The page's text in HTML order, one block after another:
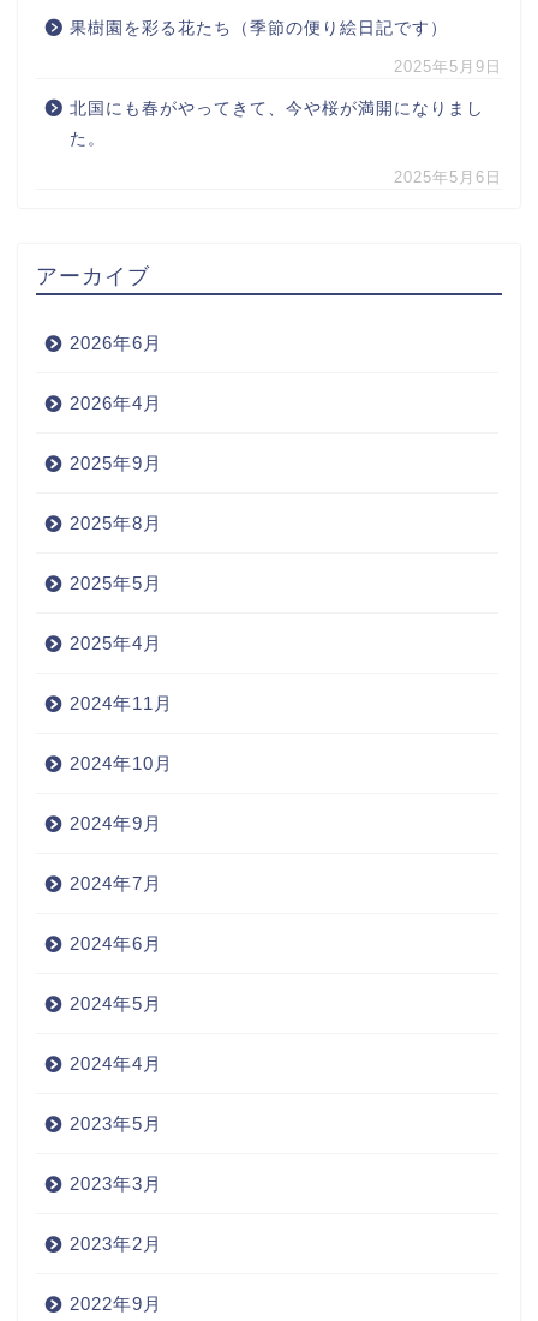
果樹園を彩る花たち（季節の便り絵日記です）
2025年5月9日
北国にも春がやってきて、今や桜が満開になりまし
た。
2025年5月6日
アーカイブ
2026年6月
2026年4月
2025年9月
2025年8月
2025年5月
2025年4月
2024年11月
2024年10月
2024年9月
2024年7月
2024年6月
2024年5月
2024年4月
2023年5月
2023年3月
2023年2月
2022年9月